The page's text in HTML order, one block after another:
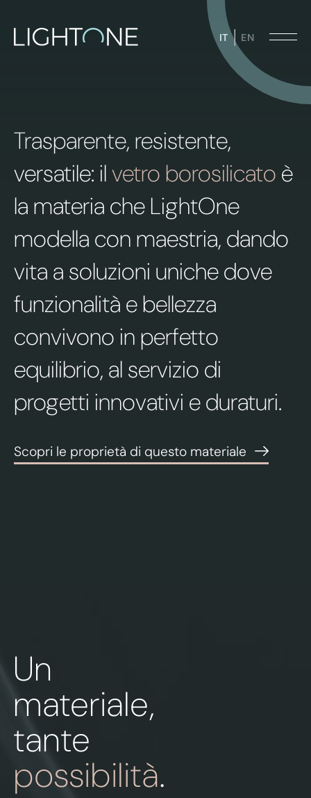
IT EN
Componenti tecnici per l’industria
Illuminazione industriale
Chi siamo
Esperti nel lighting
Industria 4.0
Sostenibilità
Trasparente, resistente,
versatile: ilvetro borosilicato è
la materia che LightOne
modella con maestria, dando
vita a soluzioni uniche dove
funzionalità e bellezza
convivono in perfetto
equilibrio, al servizio di
progetti innovativi e duraturi.
Scopri le proprietà di questo materiale
Un
materiale,
tante
possibilità.